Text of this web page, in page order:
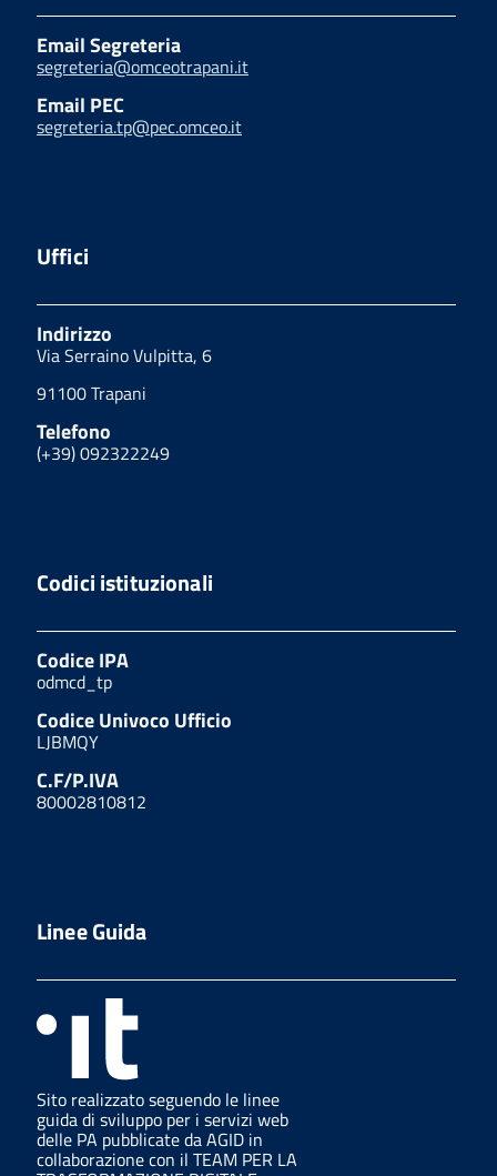
Email Segreteria
segreteria@omceotrapani.it
Email PEC
segreteria.tp@pec.omceo.it
Uffici
Indirizzo
Via Serraino Vulpitta, 6
91100 Trapani
Telefono
(+39) 092322249
Codici istituzionali
Codice IPA
odmcd_tp
Codice Univoco Ufficio
LJBMQY
C.F/P.IVA
80002810812
Linee Guida
Sito realizzato seguendo le linee
guida di sviluppo per i servizi web
delle PA pubblicate da AGID in
collaborazione con il TEAM PER LA